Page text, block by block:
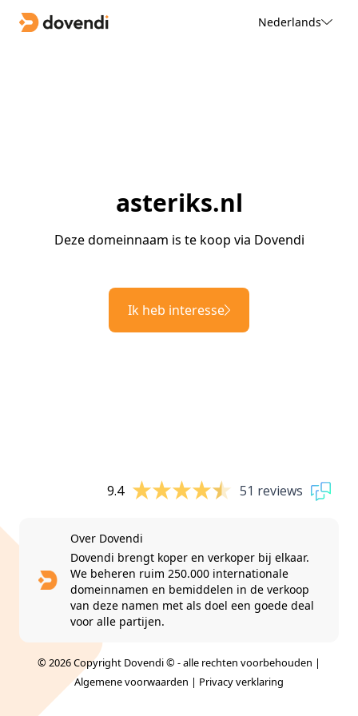
Nederlands
asteriks.nl
Deze domeinnaam is te koop via Dovendi
Ik heb interesse
9.4 51 reviews
Over Dovendi
Dovendi brengt koper en verkoper bij elkaar.
We beheren ruim 250.000 internationale
domeinnamen en bemiddelen in de verkoop
van deze namen met als doel een goede deal
voor alle partijen.
© 2026 Copyright Dovendi © - alle rechten voorbehouden |
Algemene voorwaarden | Privacy verklaring